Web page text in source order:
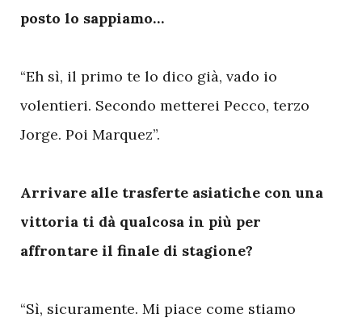
posto lo sappiamo…
“Eh sì, il primo te lo dico già, vado io
volentieri. Secondo metterei Pecco, terzo
Jorge. Poi Marquez”.
Arrivare alle trasferte asiatiche con una
vittoria ti dà qualcosa in più per
affrontare il finale di stagione?
“Sì, sicuramente. Mi piace come stiamo